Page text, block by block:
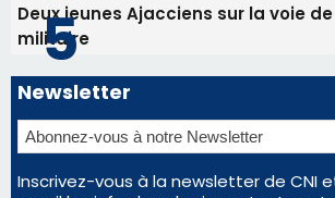
Éclipse du 12 août : la Corse aux
d'un spectacle qui ne reviendra pas
La gendarmerie alerte les
face à une nouvelle escroquerie au
vin
En Corse, un début de saison
consommation en recul dans les